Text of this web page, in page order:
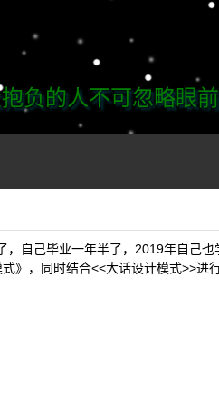
负的人不可忽略眼
，自己毕业一年半了，2019年自己
》，同时结合<<大话设计模式>>